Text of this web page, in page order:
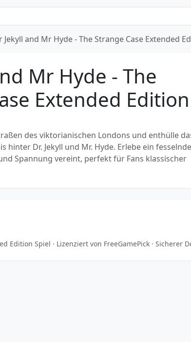
Jekyll and Mr Hyde - The Strange Case Extended
Mr Hyde - The
Extended Edition
des viktorianischen Londons und enthülle
hinter Dr. Jekyll und Mr. Hyde. Erlebe ein
Spannung vereint, perfekt für Fans klassischer
Edition Spiel · Lizenziert von FreeGamePick · Sicherer